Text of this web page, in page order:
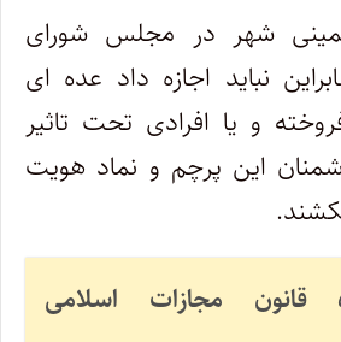
شهر در مجلس شورای
نباید اجازه داد عده ای
و یا افرادی تحت تاثیر
این پرچم و نماد هویت
ماده ۵۱۳ قانون مجازات اسلامی